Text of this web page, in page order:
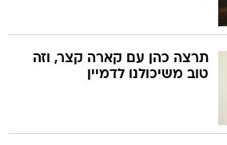
תרצה כהן עם קארה קצר, וזה
טוב משיכולנו לדמיין